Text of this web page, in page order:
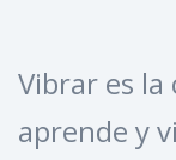
Vibrar es la
aprende y